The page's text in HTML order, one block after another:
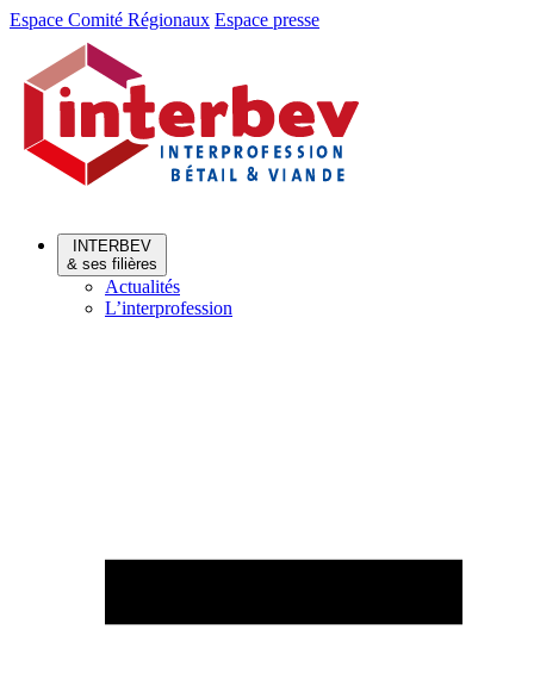
Aller
Aller
contenu
Espace Comité Régionaux Espace presse
INTERBEV
& ses filières
Actualités
L’interprofession